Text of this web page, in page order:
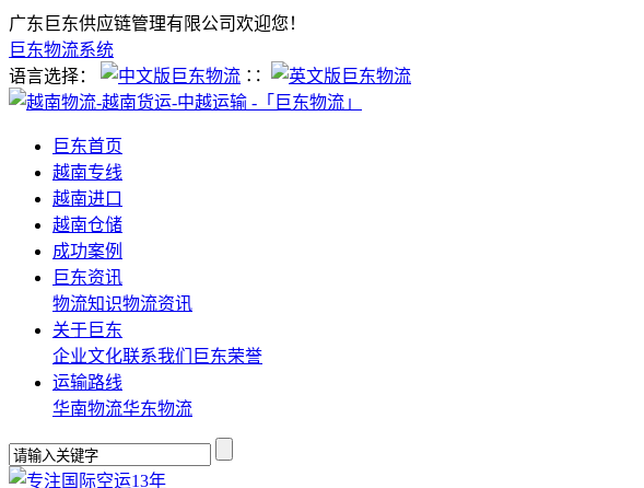
广东巨东供应链管理有限公司欢迎您！
巨东物流系统
语言选择：
∷
巨东首页
越南专线
越南进口
越南仓储
成功案例
巨东资讯
物流知识物流资讯
关于巨东
企业文化联系我们 巨东荣誉
运输路线
华南物流华东物流